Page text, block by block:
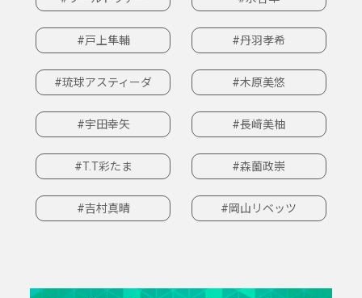
#戸上隼輔 #丹羽孝希
#琉球アスティーダ #木原美悠
#宇田幸矢 #長﨑美柚
#T.T彩たま #森薗政崇
#吉村真晴 #岡山リベッツ